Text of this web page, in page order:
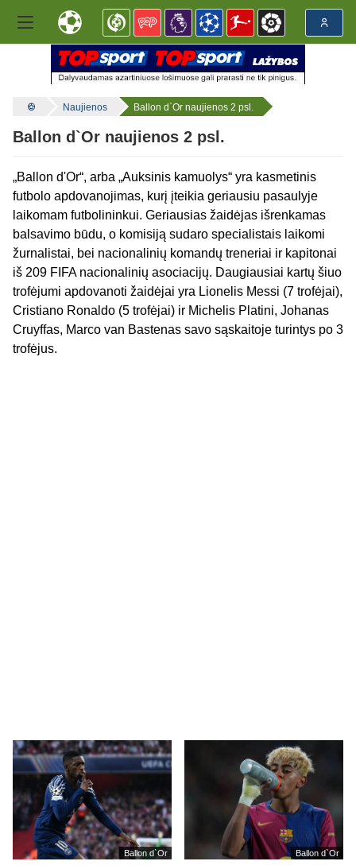
Naujienos Ballon d`Or naujienos 2 psl.
Ballon d`Or naujienos 2 psl.
„Ballon d'Or“, arba „Auksinis kamuolys“ yra kasmetinis
futbolo apdovanojimas, kurį įteikia geriausiu pasaulyje
laikomam futbolininkui. Geriausias žaidėjas išrenkamas
balsavimo būdu, o komisiją sudaro specialistais laikomi
žurnalistai, bei nacionalinių komandų treneriai ir kapitonai
iš 209 FIFA nacionalinių asociacijų. Daugiausiai kartų šiuo
trofėjumi apdovanoti žaidėjai yra Lionelis Messi (7 trofėjai),
Cristiano Ronaldo (5 trofėjai) ir Michelis Platini, Johanas
Cruyffas, Marco van Bastenas savo sąskaitoje turintys po 3
trofėjus.
Ballon d`Or Ballon d`Or